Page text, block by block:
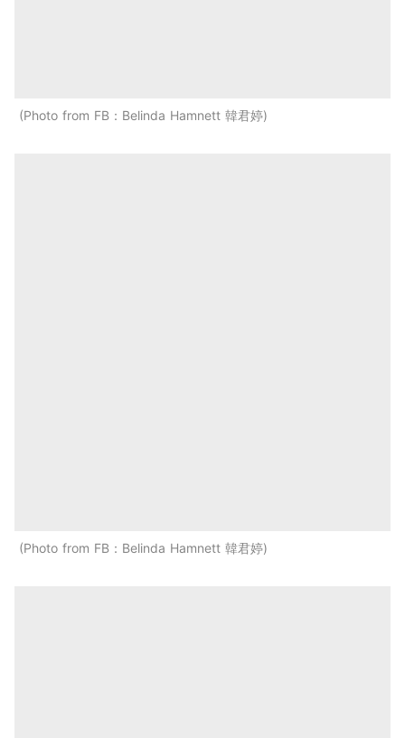
Photo from FB：Belinda Hamnett 韓君婷
Photo from FB：Belinda Hamnett 韓君婷